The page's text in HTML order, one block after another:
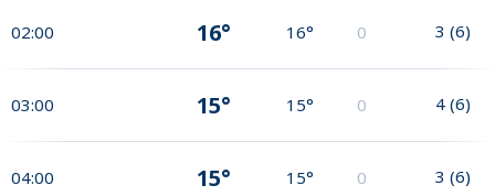
02:00 16° 16° 0 3 (6)
03:00 15° 15° 0 4 (6)
04:00 15° 15° 0 3 (6)